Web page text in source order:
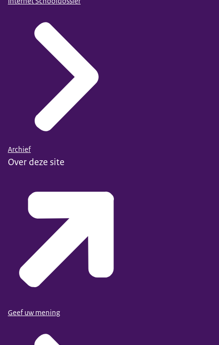
Archief
Over deze site
Geef uw mening